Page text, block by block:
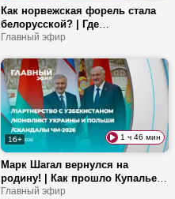
Как норвежская форель стала
белорусской? | Где
предпочитают отдыхать
повлияли на гнездование чаек?
Главный эфир
16+ 1 ч 46 мин
Марк Шагал вернулся на
родину! | Как прошло Купалье в
Александрии? | Какие льготы
Главный эфир